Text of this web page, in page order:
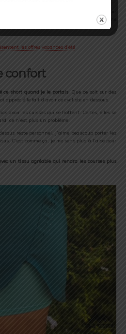
foncé et le cycliste en vert émeraude donne
confort
ce short quand je le portais. Que ce soit sur des
apprécié le fait d’avoir ce cycliste en dessous.
avoir les cuisses qui se frottent. Certes, elles se
ce n’est plus un problème.
reste personnel. J’aime beaucoup porter les
C’est comme ça, je me sens plus à l’aise pour
un tissu agréable qui rendra les courses plus